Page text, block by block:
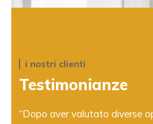
i nostri clienti
Testimonianze
“Dopo aver valutato diverse